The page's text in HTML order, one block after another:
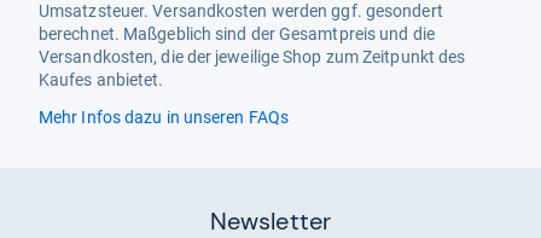
Umsatzsteuer. Versandkosten werden ggf. gesondert
berechnet. Maßgeblich sind der Gesamtpreis und die
Versandkosten, die der jeweilige Shop zum Zeitpunkt des
Kaufes anbietet.
Mehr Infos dazu in unseren FAQs
Newsletter